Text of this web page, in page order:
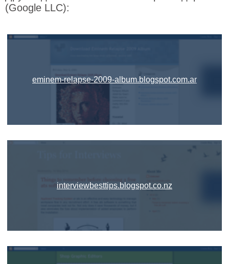
(Google LLC):
eminem-relapse-2009-album.blogspot.com.ar
interviewbesttips.blogspot.co.nz